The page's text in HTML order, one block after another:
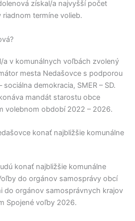
získal/a najvyšší počet
termíne volieb.
a v komunálnych voľbách zvolený
mesta Nedašovce s podporou
sociálna demokracia, SMER – SD.
mandát starostu obce
volebnom období 2022 – 2026.
konať najbližšie komunálne
konať najbližšie komunálne
do orgánov samosprávy obcí
do orgánov samosprávnych krajov
Spojené voľby 2026.